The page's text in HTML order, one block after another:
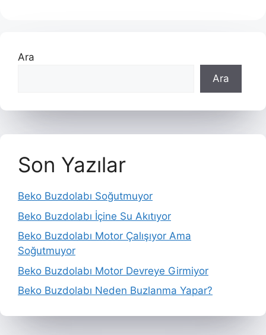
Ara
Ara
Son Yazılar
Beko Buzdolabı Soğutmuyor
Beko Buzdolabı İçine Su Akıtıyor
Beko Buzdolabı Motor Çalışıyor Ama
Soğutmuyor
Beko Buzdolabı Motor Devreye Girmiyor
Beko Buzdolabı Neden Buzlanma Yapar?